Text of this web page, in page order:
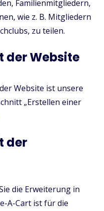
Familienmitgliedern,
wie z. B. Mitgliedern
zu teilen.
der Website
Website ist unsere
„Erstellen einer
der
die Erweiterung in
A-Cart ist für die